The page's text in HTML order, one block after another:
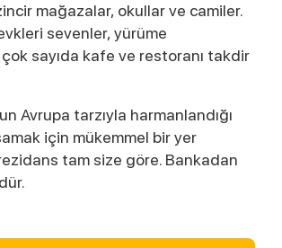
mağazalar, okullar ve camiler.
sevenler, yürüme
sayıda kafe ve restoranı takdir
Avrupa tarzıyla harmanlandığı
için mükemmel bir yer
tam size göre. Bankadan